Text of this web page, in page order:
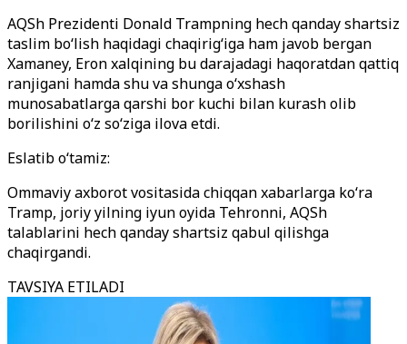
AQSh Prezidenti Donald Trampning hech qanday shartsiz
taslim bo‘lish haqidagi chaqirig‘iga ham javob bergan
Xamaney, Eron xalqining bu darajadagi haqoratdan qattiq
ranjigani hamda shu va shunga o‘xshash
munosabatlarga qarshi bor kuchi bilan kurash olib
borilishini o‘z so‘ziga ilova etdi.
Eslatib o‘tamiz:
Ommaviy axborot vositasida chiqqan xabarlarga ko‘ra
Tramp, joriy yilning iyun oyida Tehronni, AQSh
talablarini hech qanday shartsiz qabul qilishga
chaqirgandi.
TAVSIYA ETILADI